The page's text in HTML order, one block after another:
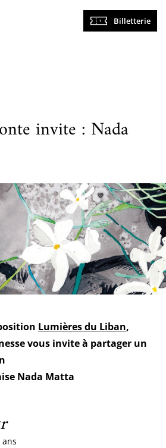
Navigation
principale
Billetterie
invite : Nada
Lumières du Liban,
vous invite à partager un
Nada Matta